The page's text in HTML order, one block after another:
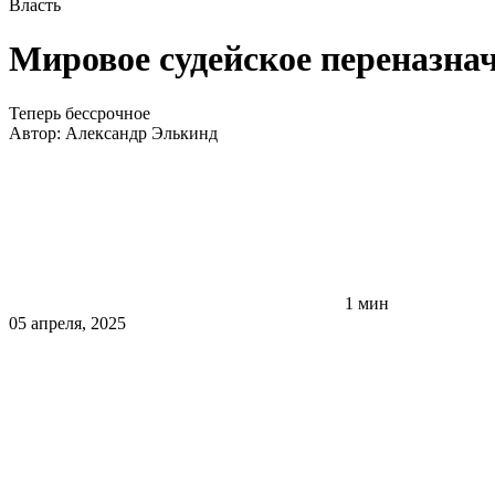
Власть
Мировое судейское
Теперь бессрочное
Автор: Александр Элькинд
1 мин
05 апреля, 2025